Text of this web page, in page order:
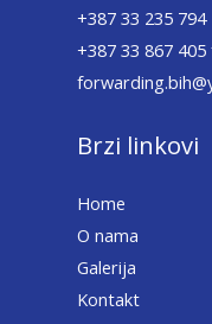
+387 33 235 794
+387 33 867
Brzi linkovi
Home
O nama
Galerija
Kontakt